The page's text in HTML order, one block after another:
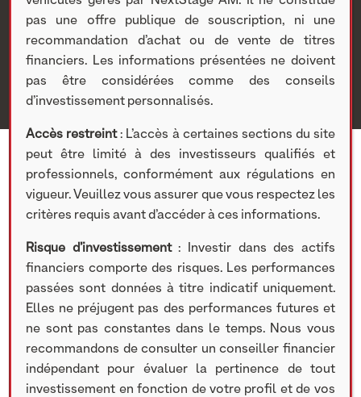
Nextstage AM>Actualités Nextstage AM>Publications
[ACTUALITÉS] Yseop, Chat GPT : les modèles de
traitement du langage
PUBLICATIONS
pas une offre publique de souscription, ni une
recommandation d’achat ou de vente de titres
financiers. Les informations présentées ne doivent
pas être considérées comme des conseils
d’investissement personnalisés.
Accès restreint: L’accès à certaines sections du site
peut être limité à des investisseurs qualifiés et
professionnels, conformément aux régulations en
vigueur. Veuillez vous assurer que vous respectez les
critères requis avant d’accéder à ces informations.
Risque d’investissement: Investir dans des actifs
financiers comporte des risques. Les performances
passées sont données à titre indicatif uniquement.
Elles ne préjugent pas des performances futures et
ne sont pas constantes dans le temps. Nous vous
recommandons de consulter un conseiller financier
indépendant pour évaluer la pertinence de tout
investissement en fonction de votre profil et de vos